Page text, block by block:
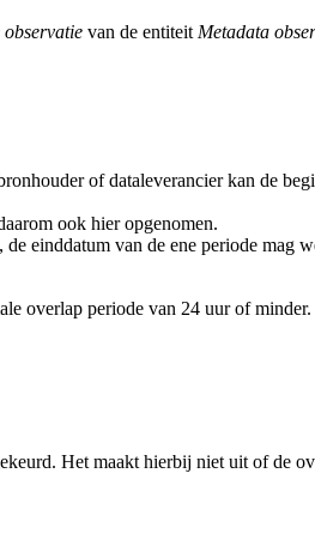
observatie van de entiteit Metadata
of dataleverancier kan de
ook hier opgenomen.
einddatum van de ene periode mag
overlap periode van 24 uur of
Het maakt hierbij niet uit of de